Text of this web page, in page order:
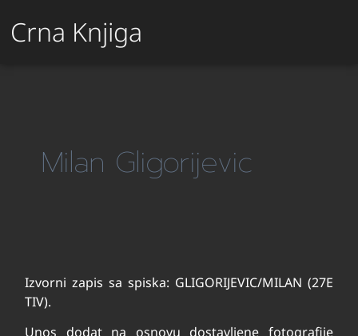
Crna Knjiga
Milan Gligorijevic
Izvorni zapis sa spiska: GLIGORIJEVIC/MILAN (27E
TIV).
Unos dodat na osnovu dostavljene fotografije